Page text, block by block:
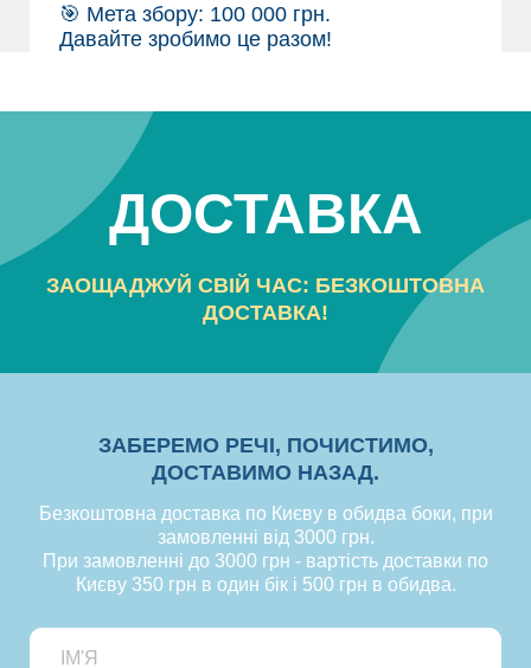
🎯 Мета збору: 100 000 грн.
Давайте зробимо це разом!
ДОСТАВКА
ЗАОЩАДЖУЙ СВІЙ ЧАС: БЕЗКОШТОВНА
ДОСТАВКА!
ЗАБЕРЕМО РЕЧІ, ПОЧИСТИМО,
ДОСТАВИМО НАЗАД.
Безкоштовна доставка по Києву в обидва боки, при
замовленні від 3000 грн.
При замовленні до 3000 грн - вартість доставки по
Києву 350 грн в один бік і 500 грн в обидва.